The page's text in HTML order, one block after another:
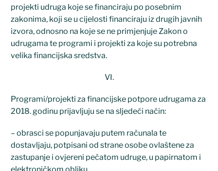
projekti udruga koje se financiraju po posebnim
zakonima, koji se u cijelosti financiraju iz drugih javnih
izvora, odnosno na koje se ne primjenjuje Zakon o
udrugama te programi i projekti za koje su potrebna
velika financijska sredstva.
VI.
Programi/projekti za financijske potpore udrugama za
2018. godinu prijavljuju se na sljedeći način:
– obrasci se popunjavaju putem računala te
dostavljaju, potpisani od strane osobe ovlaštene za
zastupanje i ovjereni pečatom udruge, u papirnatom i